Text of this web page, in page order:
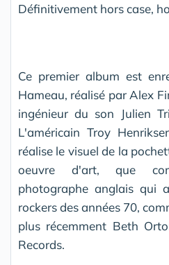
Définitivement hors case,
Ce premier album est
Hameau, réalisé par Alex
ingénieur du son Julien
L'américain Troy
réalise le visuel de la
oeuvre d'art, que
photographe anglais qui
rockers des années 70,
plus récemment Beth
Records.